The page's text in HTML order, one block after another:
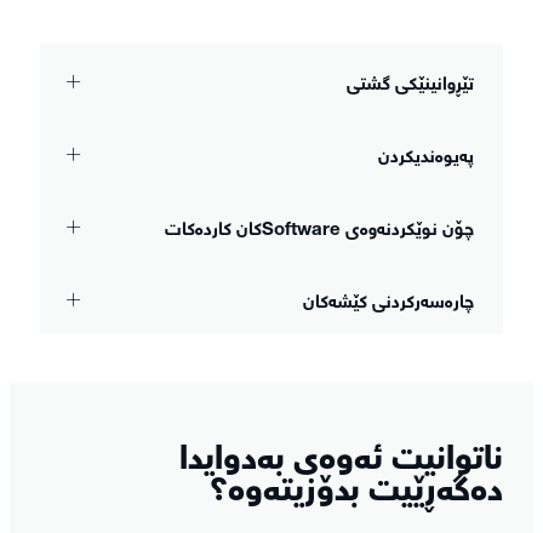
تێڕوانینێکی گشتی
پەیوەندیکردن
چۆن نوێکردنەوەی Softwareکان کاردەکات
چارەسەرکردنی کێشەکان
ناتوانیت ئەوەی بەدوایدا
دەگەڕێیت بدۆزیتەوە؟